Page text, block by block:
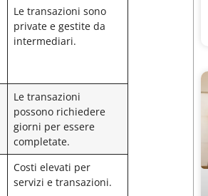
Le transazioni sono
private e gestite da
intermediari.
Le transazioni
possono richiedere
giorni per essere
completate.
Costi elevati per
servizi e transazioni.